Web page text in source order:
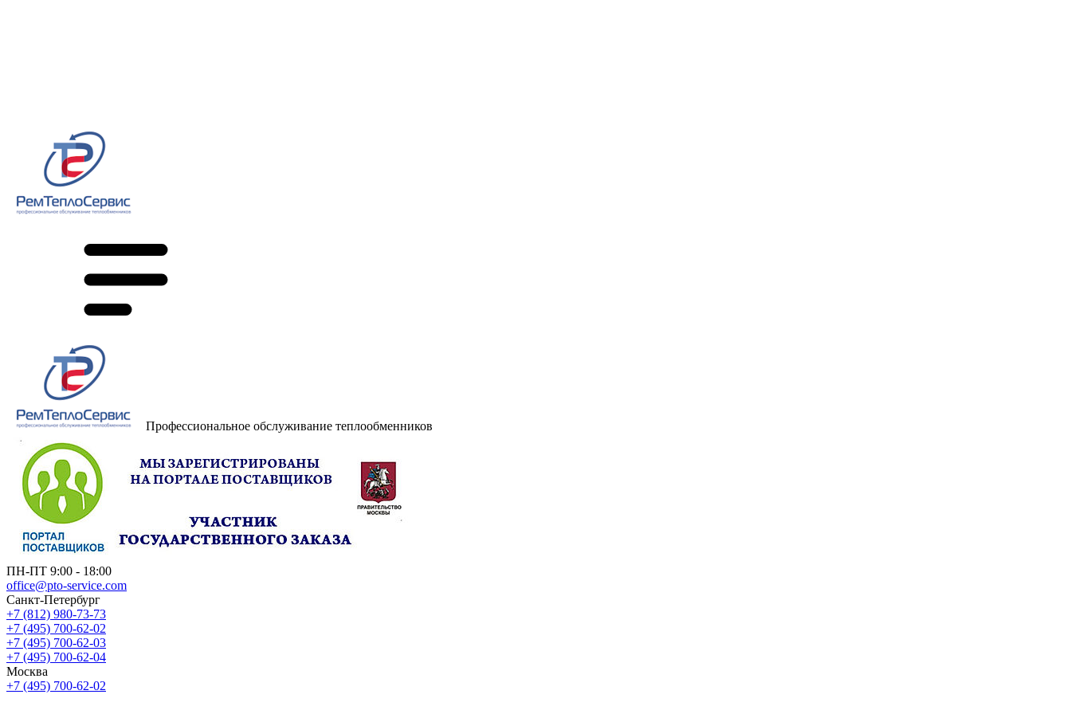
Профессиональное обслуживание теплообменников
ПН-ПТ 9:00 - 18:00
office@pto-service.com
Санкт-Петербург
+7 (812) 980-73-73
+7 (495) 700-62-02
+7 (495) 700-62-03
+7 (495) 700-62-04
Москва
+7 (495) 700-62-02